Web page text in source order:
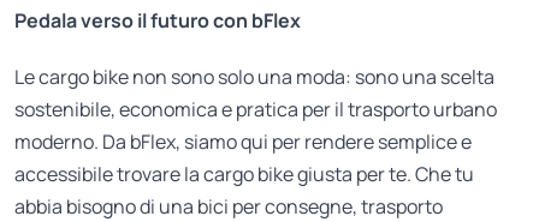
Pedala verso il futuro con bFlex
Le cargo bike non sono solo una moda: sono una scelta
sostenibile, economica e pratica per il trasporto urbano
moderno. Da bFlex, siamo qui per rendere semplice e
accessibile trovare la cargo bike giusta per te. Che tu
abbia bisogno di una bici per consegne, trasporto